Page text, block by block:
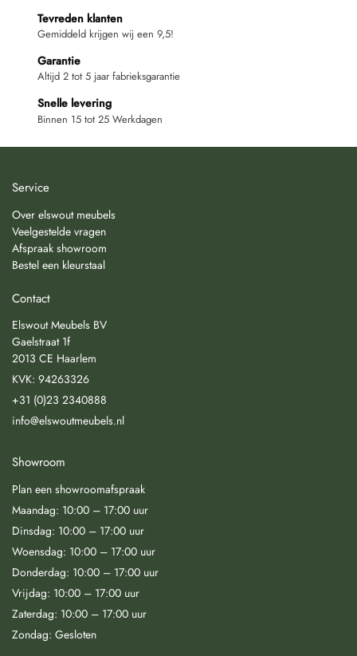
Tevreden klanten
Gemiddeld krijgen wij een 9,5!
Garantie
Altijd 2 tot 5 jaar fabrieksgarantie
Snelle levering
Binnen 15 tot 25 Werkdagen
Service
Over elswout meubels
Veelgestelde vragen
Afspraak showroom
Bestel een kleurstaal
Contact
Elswout Meubels BV
Gaelstraat 1f
2013 CE Haarlem
KVK: 94263326
+31 (0)23 2340888
info@elswoutmeubels.nl
Showroom
Plan een showroomafspraak
Maandag: 10:00 – 17:00 uur
Dinsdag: 10:00 – 17:00 uur
Woensdag: 10:00 – 17:00 uur
Donderdag: 10:00 – 17:00 uur
Vrijdag: 10:00 – 17:00 uur
Zaterdag: 10:00 – 17:00 uur
Zondag: Gesloten